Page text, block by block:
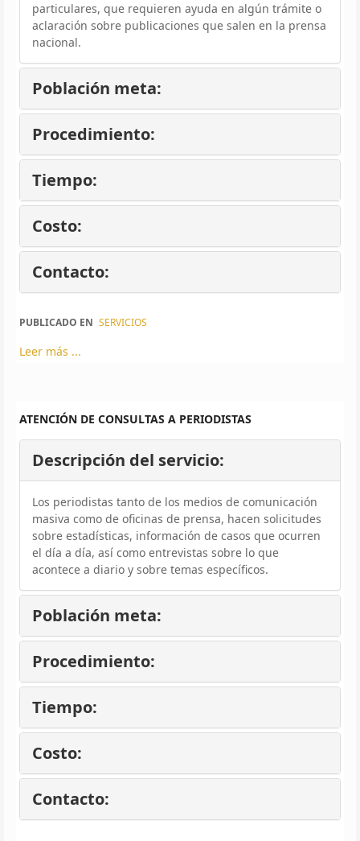
particulares, que requieren ayuda en algún trámite o
aclaración sobre publicaciones que salen en la prensa
nacional.
Población meta:
Procedimiento:
Tiempo:
Costo:
Contacto:
PUBLICADO EN SERVICIOS
Leer más ...
ATENCIÓN DE CONSULTAS A PERIODISTAS
Descripción del servicio:
Los periodistas tanto de los medios de comunicación
masiva como de oficinas de prensa, hacen solicitudes
sobre estadísticas, información de casos que ocurren
el día a día, así como entrevistas sobre lo que
acontece a diario y sobre temas específicos.
Población meta:
Procedimiento:
Tiempo:
Costo:
Contacto: